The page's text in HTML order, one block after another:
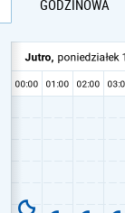
GODZINOWA